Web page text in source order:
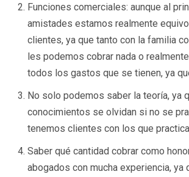
Funciones comerciales: aunque al
amistades estamos realmente
clientes, ya que tanto con la familia
les podemos cobrar nada o
todos los gastos que se tienen, ya
No solo podemos saber la teoría, ya
conocimientos se olvidan si no se
tenemos clientes con los que
Saber qué cantidad cobrar como
abogados con mucha experiencia,